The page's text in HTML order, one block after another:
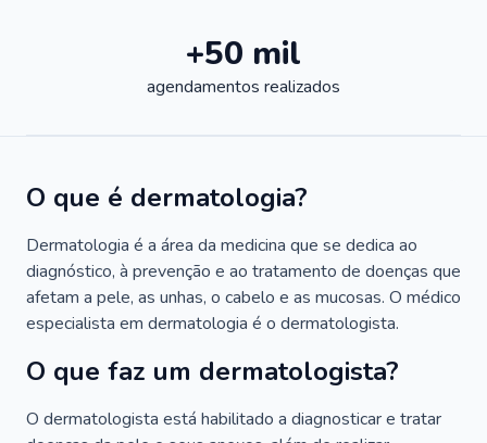
+50 mil
agendamentos realizados
O que é dermatologia?
Dermatologia é a área da medicina que se dedica ao
diagnóstico, à prevenção e ao tratamento de doenças que
afetam a pele, as unhas, o cabelo e as mucosas. O médico
especialista em dermatologia é o dermatologista.
O que faz um dermatologista?
O dermatologista está habilitado a diagnosticar e tratar